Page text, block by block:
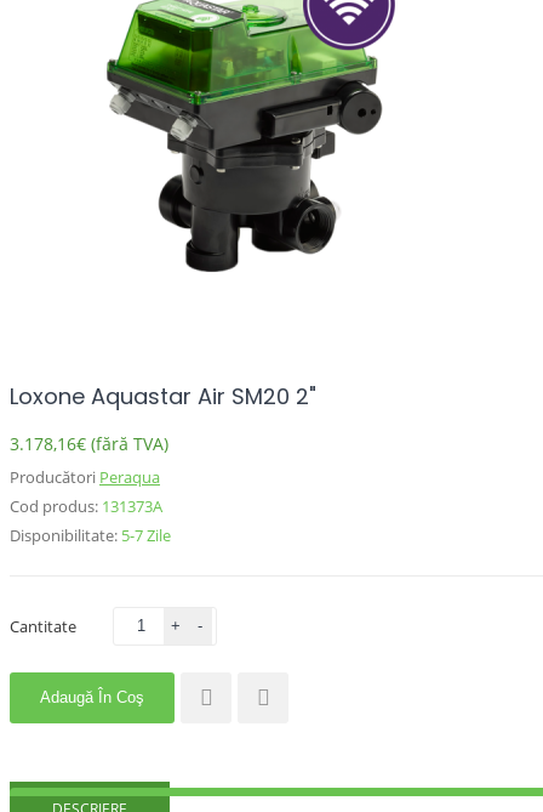
Loxone Aquastar Air SM20 2"
3.178,16€ (fără TVA)
Producători Peraqua
Cod produs: 131373A
Disponibilitate: 5-7 Zile
Cantitate
Adaugă În Coş